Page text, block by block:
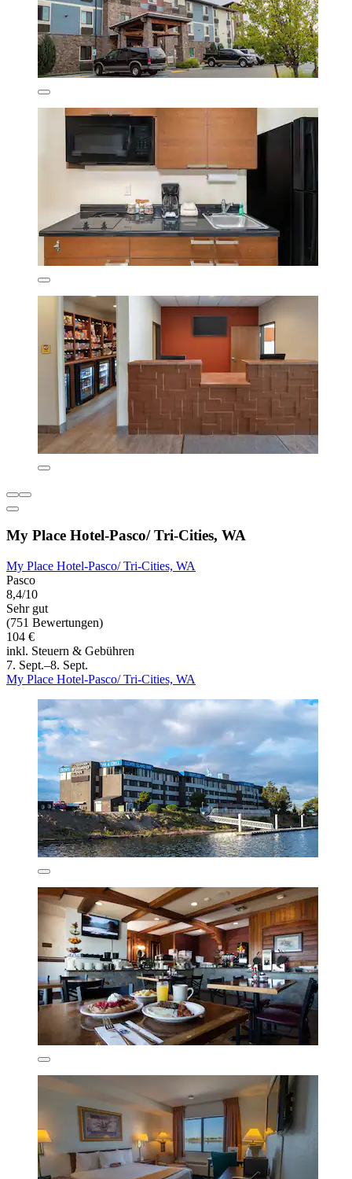
My Place Hotel-Pasco/ Tri-Cities, WA
My Place Hotel-Pasco/ Tri-Cities, WA
Pasco
8,4/10
Sehr gut
(751 Bewertungen)
104 €
inkl. Steuern & Gebühren
7. Sept.–8. Sept.
My Place Hotel-Pasco/ Tri-Cities, WA